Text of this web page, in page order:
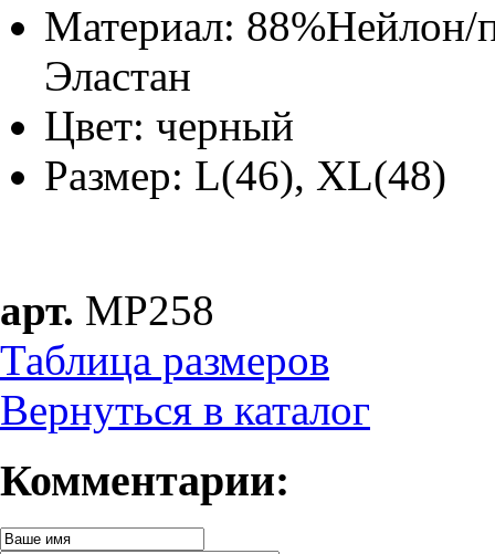
Материал: 88%Нейлон/
Эластан
Цвет: черный
Размер: L(46), XL(48)
арт. MP258
Таблица размеров
Вернуться в каталог
Комментарии: